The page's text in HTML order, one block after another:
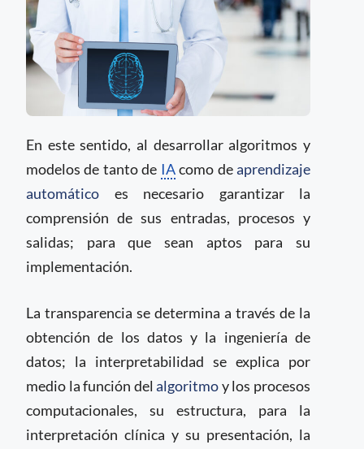
En este sentido, al desarrollar algoritmos y
modelos de tanto de IAcomo deaprendizaje
automático es necesario garantizar la
comprensión de sus entradas, procesos y
salidas; para que sean aptos para su
implementación.
La transparencia se determina a través de la
obtención de los datos y la ingeniería de
datos; la interpretabilidad se explica por
medio la función delalgoritmoy los procesos
computacionales, su estructura, para la
interpretación clínica y su presentación, la